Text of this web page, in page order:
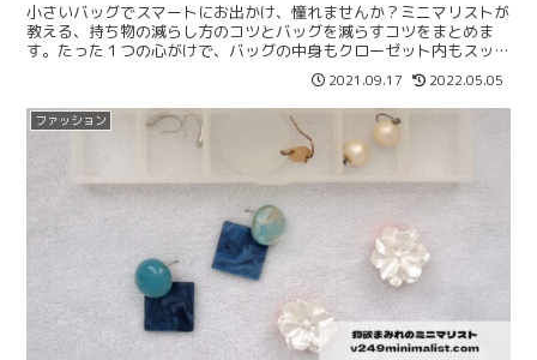
小さいバッグでスマートにお出かけ、憧れませんか？ミニマリストが
教える、持ち物の減らし方のコツとバッグを減らすコツをまとめま
す。たった１つの心がけで、バッグの中身もクローゼット内もスッキ
リしますよ。超簡単なので、ぜひ参考にしてみてくださいね。
2021.09.17 2022.05.05
ファッション